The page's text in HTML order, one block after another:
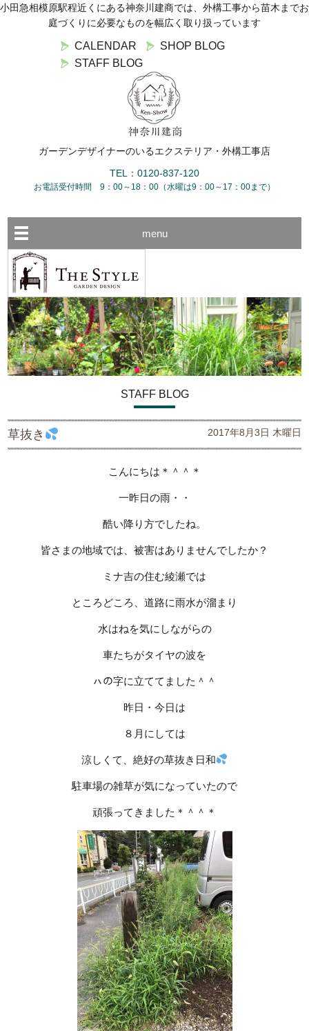
小田急相模原駅程近くにある神奈川建商では、外構工事から苗木までお
庭づくりに必要なものを幅広く取り扱っています
CALENDAR
SHOP BLOG
STAFF BLOG
ガーデンデザイナーのいるエクステリア・外構工事店
TEL：0120-837-120
お電話受付時間 9：00～18：00（水曜は9：00～17：00まで）
menu
STAFF BLOG
草抜き 2017年8月3日 木曜日
こんにちは＊＾＾＊
一昨日の雨・・
酷い降り方でしたね。
皆さまの地域では、被害はありませんでしたか？
ミナ吉の住む綾瀬では
ところどころ、道路に雨水が溜まり
水はねを気にしながらの
車たちがタイヤの波を
ㇵの字に立ててました＾＾
昨日・今日は
８月にしては
涼しくて、絶好の草抜き日和
駐車場の雑草が気になっていたので
頑張ってきました＊＾＾＊